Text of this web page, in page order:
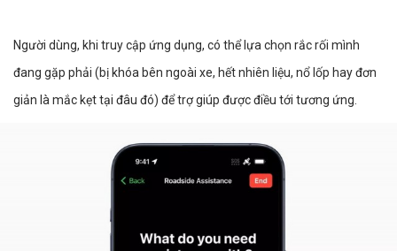
Người dùng, khi truy cập ứng dụng, có thể lựa chọn rắc rối mình
đang gặp phải (bị khóa bên ngoài xe, hết nhiên liệu, nổ lốp hay đơn
giản là mắc kẹt tại đâu đó) để trợ giúp được điều tới tương ứng.